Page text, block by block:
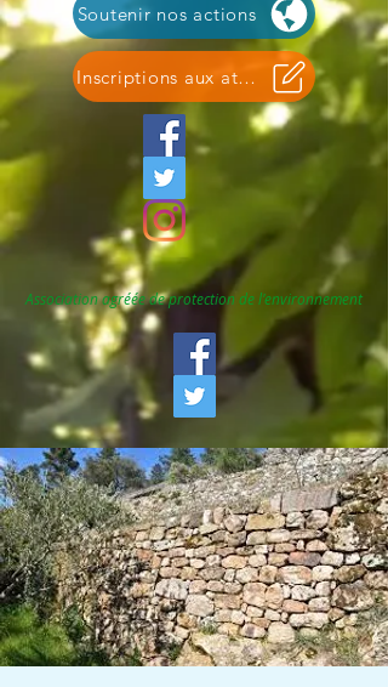
Soutenir nos actions
Inscriptions aux ateliers
Association agréée de protection de l'environnement